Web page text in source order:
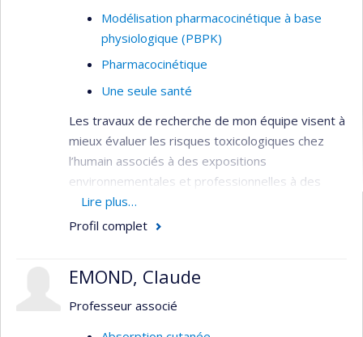
Modélisation pharmacocinétique à base
physiologique (PBPK)
Pharmacocinétique
Une seule santé
Les travaux de recherche de mon équipe visent à
mieux évaluer les risques toxicologiques chez
l’humain associés à des expositions
environnementales et professionnelles à des
produits chimiques par l’utilisation de la
biosurveillance et de la modélisation
quantification de faibles niveaux de biomarqueurs
de l’exposition à certains polluants chimiques. Ces
Lire plus…
Profil complet
EMOND, Claude
Professeur associé